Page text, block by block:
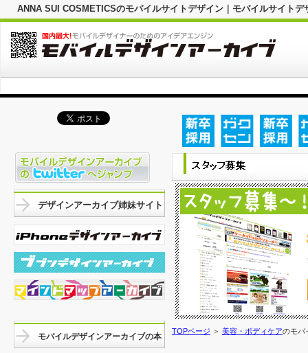
ANNA SUI COSMETICSのモバイルサイトデザイン｜モバイルサイト
TOPページ ＞ 美容・ボディケアのモバ
デザインアーカイブ姉妹サイト
モバイルデザインアーカイブの本